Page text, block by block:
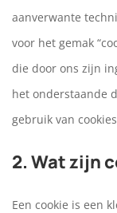
aanverwante
voor het gemak
die door ons zijn
het onderstaande
gebruik van
2. Wat zijn
Een cookie is een